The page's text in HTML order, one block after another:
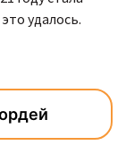
удалось.